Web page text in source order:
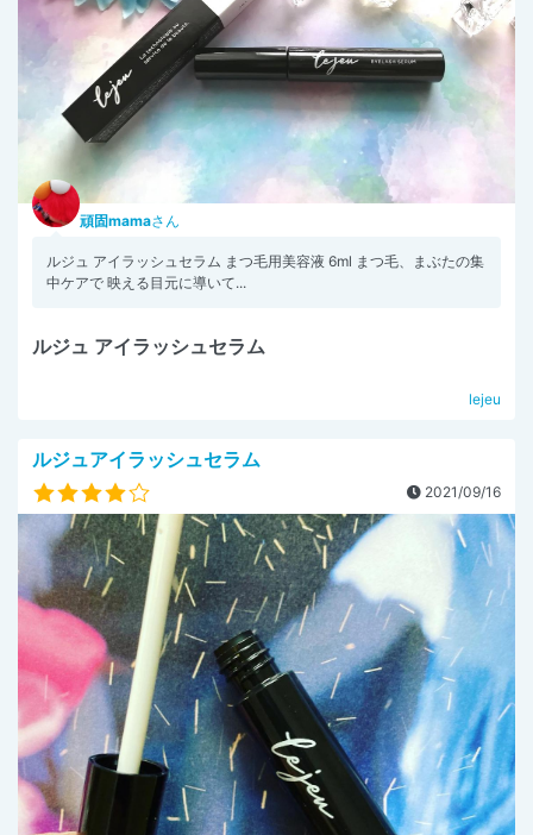
頑固mamaさん
ルジュ アイラッシュセラム まつ毛用美容液 6ml まつ毛、まぶたの集
中ケアで 映える目元に導いて...
ルジュ アイラッシュセラム
lejeu
ルジュアイラッシュセラム
2021/09/16